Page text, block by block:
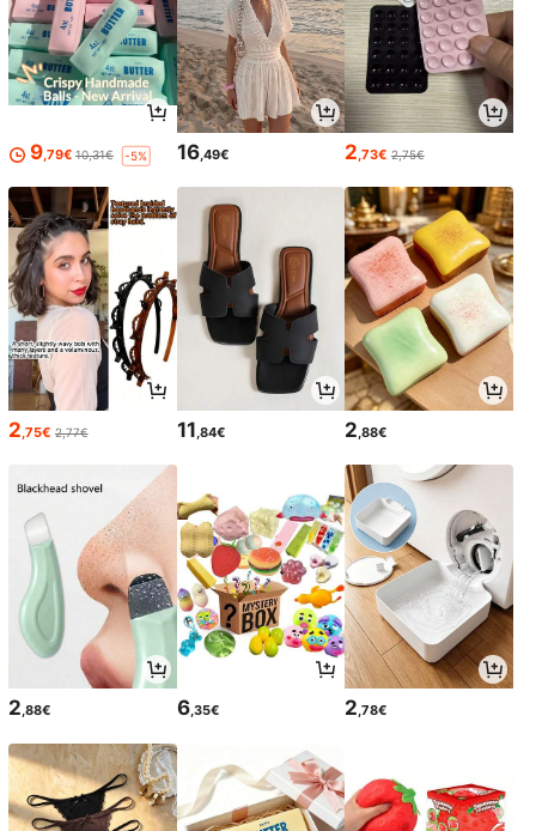
9,79€ 10,31€ -5% 16,49€ 2,73€ 2,75€
2,75€ 2,77€ 11,84€ 2,88€
2,88€ 6,35€ 2,78€